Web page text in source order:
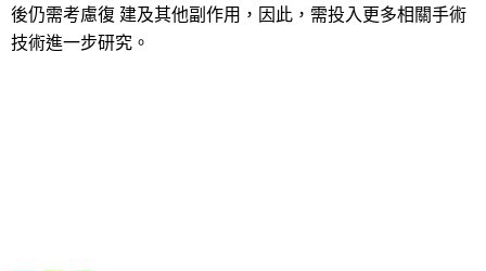
後仍需考慮復 建及其他副作用，因此，需投入更多相關手術
技術進一步研究。